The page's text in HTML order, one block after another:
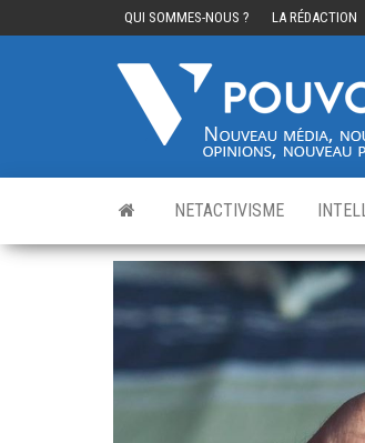
QUI SOMMES-NOUS ? LA RÉDACTION
NETACTIVISME